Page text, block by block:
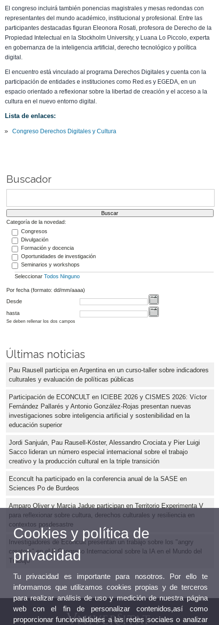
El congreso incluirá también ponencias magistrales y mesas redondas con
representantes del mundo académico, institucional y profesional. Entre las
participantes destacadas figuran Eleonora Rosati, profesora de Derecho de la
Propiedad Intelectual en la Stockholm University, y Luana Lo Piccolo, experta
en gobernanza de la inteligencia artificial, derecho tecnológico y política
digital.
El encuentro está vinculado al programa Derechos Digitales y cuenta con la
participación de entidades e instituciones como Red.es y EGEDA, en un
espacio orientado a reflexionar sobre la libertad de creación y el acceso a la
cultura en el nuevo entorno digital.
Lista de enlaces:
Congreso Derechos Digitales y Cultura
Buscador
Categoría de la novedad:
Congresos
Divulgación
Formación y docencia
Oportunidades de investigación
Seminarios y workshops
Seleccionar Todos Ninguno
Por fecha (formato: dd/mm/aaaa)
Desde
hasta
Se deben rellenar los dos campos
Últimas noticias
Pau Rausell participa en Argentina en un curso-taller sobre indicadores
culturales y evaluación de políticas públicas
Participación de ECONCULT en ICIEBE 2026 y CISMES 2026: Víctor
Fernández Pallarés y Antonio González-Rojas presentan nuevas
investigaciones sobre inteligencia artificial y sostenibilidad en la
educación superior
Jordi Sanjuán, Pau Rausell-Köster, Alessandro Crociata y Pier Luigi
Sacco lideran un número especial internacional sobre el trabajo
creativo y la producción cultural en la triple transición
Econcult ha participado en la conferencia anual de la SASE en
Sciences Po de Burdeos
Amparo Oliver y Marcia Jadue participan en Territorio Experimenta V
para reflexionar sobre cultura, derechos culturales y resiliencia en
contextos posdesastre
Investigadores de Econcult presentan un trabajo sobre los "angry
creators" en el II Congreso Internacional sobre la IA en el Mundo del
Trabajo
Cookies y política de
privacidad
Tu privacidad es importante para nosotros. Por ello te
informamos que utilizamos cookies propias y de terceros
para realizar análisis de uso y medición de nuestra página
web con el fin de personalizar contenidos,así como
proporcionar funcionalidades a las redes sociales o analizar